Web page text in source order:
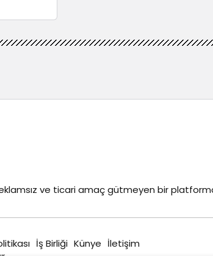
ve ticari amaç gütmeyen bir
İş Birliği Künye İletişim